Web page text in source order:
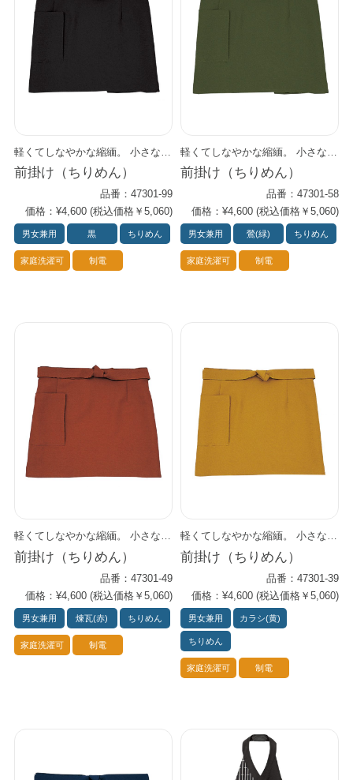
前掛け（ちりめん）
品番：47301-99
価格：¥4,600 (税込価格￥5,060)
男女兼用 黒 ちりめん
家庭洗濯可 制電
前掛け（ちりめん）
品番：47301-58
価格：¥4,600 (税込価格￥5,060)
男女兼用 鶯(緑) ちりめん
家庭洗濯可 制電
軽くてしなやかな縮緬。 小さなしぼがお肌にさらさら感を与え、やさしい肌ざわりです。 制電糸使用によりまとわりつきが少なく、快適な着心地です。
前掛け（ちりめん）
品番：47301-49
価格：¥4,600 (税込価格￥5,060)
男女兼用 煉瓦(赤) ちりめん
家庭洗濯可 制電
軽くてしなやかな縮緬。 小さなしぼがお肌にさらさら感を与え、やさしい肌ざわりです。 制電糸使用によりまとわりつきが少なく、快適な着心地です。
前掛け（ちりめん）
品番：47301-39
価格：¥4,600 (税込価格￥5,060)
男女兼用 カラシ(黄)
ちりめん
家庭洗濯可 制電